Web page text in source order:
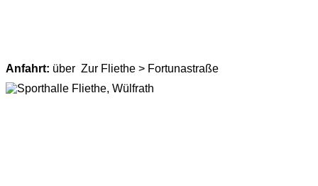
Anfahrt: über Zur Fliethe > Fortunastraße